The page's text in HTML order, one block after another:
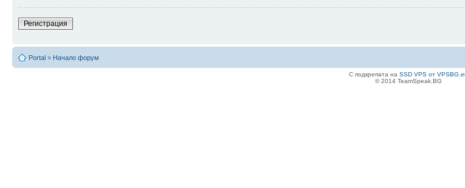
Регистрация
Portal » Начало форум
С подкрепата на SSD VPS от
© 2014 TeamSpeak.BG